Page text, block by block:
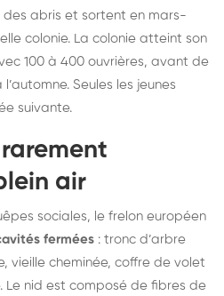
abris et sortent en mars-
colonie. La colonie atteint son
100 à 400 ouvrières, avant de
Seules les jeunes
suivante.
air
sociales, le frelon européen
fermées : tronc d’arbre
vieille cheminée, coffre de volet
nid est composé de fibres de